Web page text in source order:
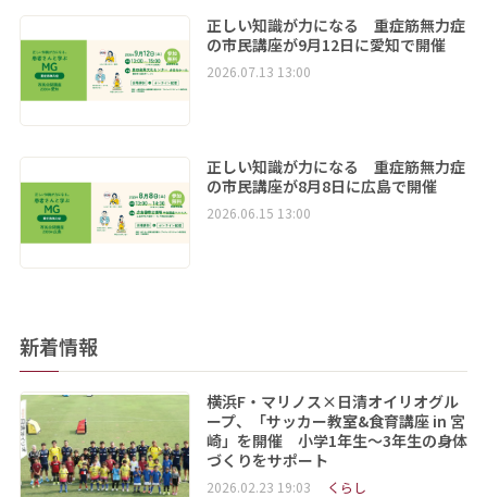
正しい知識が力になる 重症筋無力症
の市民講座が9月12日に愛知で開催
2026.07.13 13:00
正しい知識が力になる 重症筋無力症
の市民講座が8月8日に広島で開催
2026.06.15 13:00
新着情報
横浜F・マリノス×日清オイリオグル
ープ、「サッカー教室&食育講座 in 宮
崎」を開催 小学1年生～3年生の身体
づくりをサポート
2026.02.23 19:03 くらし